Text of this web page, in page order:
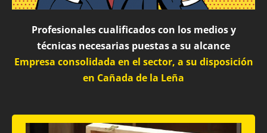
Profesionales cualificados con los medios y
técnicas necesarias puestas a su alcance
Empresa consolidada en el sector, a su disposición
en Cañada de la Leña